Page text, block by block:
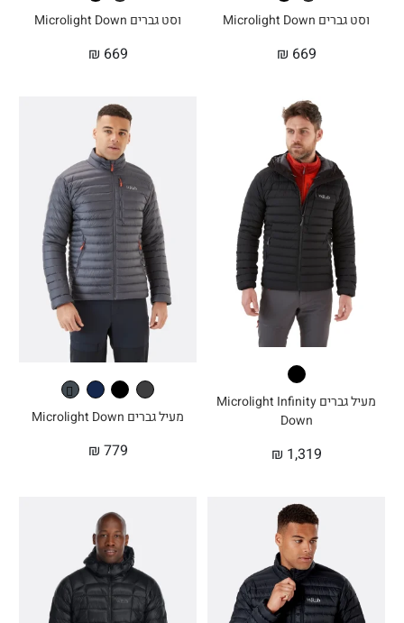
וסט גברים Microlight Down
₪ 669
וסט גברים Microlight Down
₪ 669
מעיל גברים Microlight Infinity
Down
₪ 1,319
מעיל גברים Microlight Down
₪ 779